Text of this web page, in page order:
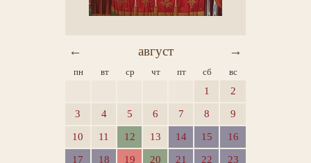
август
← →
пн вт ср чт пт сб вс
1 2
3 4 5 6 7 8 9
10 11 12 13 14 15 16
17 18 19 20 21 22 23